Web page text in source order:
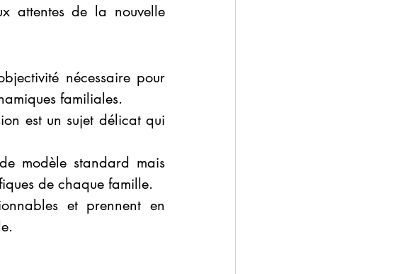
attentes de la nouvelle
nécessaire pour
familiales.
est un sujet délicat qui
modèle standard mais
de chaque famille.
et prennent en